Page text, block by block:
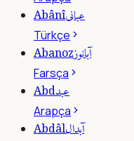
Abânîعبانى
Türkçe
Abanozآبانوز
Farsça
Abdعبد
Arapça
Abdâlآبدال